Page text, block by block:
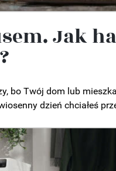
Jak
bo Twój dom lub
dzień chciałeś